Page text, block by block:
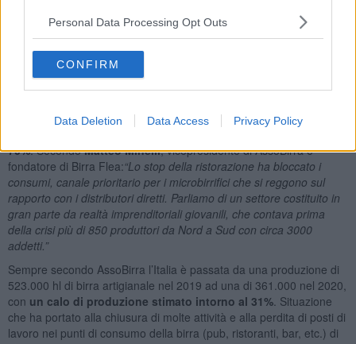
Personal Data Processing Opt Outs
CONFIRM
Data Deletion Data Access Privacy Policy
che ha retto bene al contraccolpo della pandemia.
Il report annuale diAssoBirra
maltatori, evidenzia come il settore della birra artigianale sia stato
contrastare la fase più acuta della pandemia. I dati raccolti nel 2020
70%. SecondoMatteo Minelli, vicepresidente di AssoBirra e
fondatore di Birra Flea:“Lo stop della ristorazione ha bloccato i
consumi, canale prioritario per i microbirrifici che si reggono sul
rapporto con i distributori diretti. Parliamo di un settore costituito in
gran parte da realtà imprenditoriali giovanili, che contava prima
della crisi più di 850 produttori da Nord a Sud con circa 3000
addetti.”
Sempre secondo AssoBirra l’Italia è passata da una produzione di
523.000 hl di birra artigianale nel 2019 ad una di 361.000 nel 2020,
con un calo di produzione stimato intorno al 31%. Situazione
che ha portato alla chiusura di molte attività e alla perdita di posti di
lavoro nei punti di consumo della birra (pub, ristoranti, bar, etc.) di